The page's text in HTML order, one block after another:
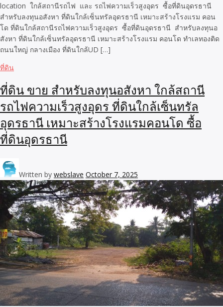
location ใกล้สถานีรถไฟ และ รถไฟความเร็วสูงอุดร ซื้อที่ดินอุดรธานี
สำหรับลงทุนอสังหา ที่ดินใกล้เซ็นทรัลอุดรธานี เหมาะสร้างโรงแรม คอน
โด ที่ดินใกล้สถานีรถไฟความเร็วสูงอุดร ซื้อที่ดินอุดรธานี สำหรับลงทุนอ
สังหา ที่ดินใกล้เซ็นทรัลอุดรธานี เหมาะสร้างโรงแรม คอนโด ทำเลทองติด
ถนนใหญ่ กลางเมือง ที่ดินใกล้UD […]
ที่ดิน
ที่ดิน ขาย สำหรับลงทุนอสังหา ใกล้สถานี
รถไฟความเร็วสูงอุดร ที่ดินใกล้เซ็นทรัล
อุดรธานี เหมาะสร้างโรงแรมคอนโด ซื้อ
ที่ดินอุดรธานี
Written by webslave October 7, 2025